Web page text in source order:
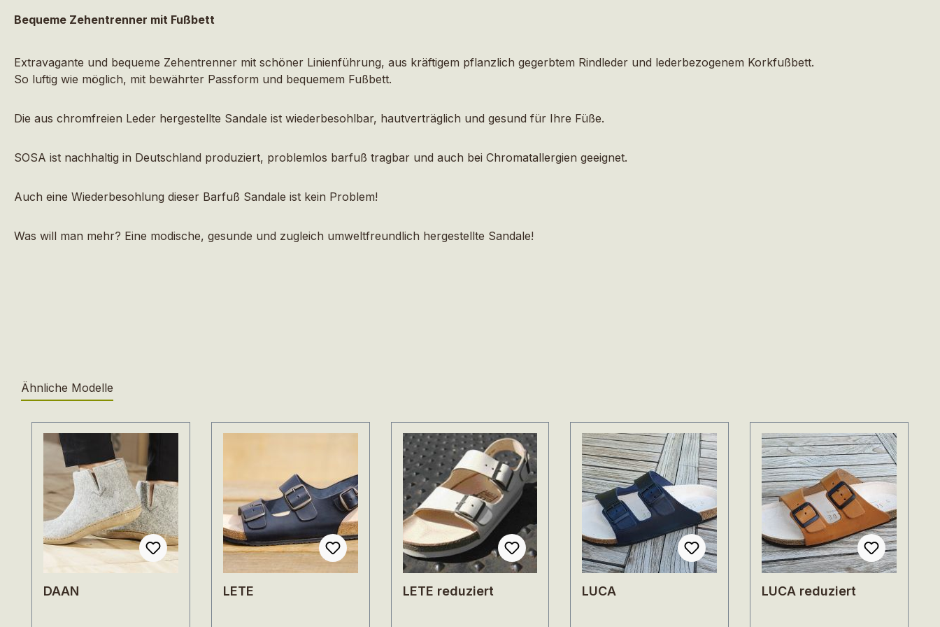
Bequeme Zehentrenner mit Fußbett
Extravagante und bequeme Zehentrenner mit schöner Linienführung, aus kräftigem pflanzlich gegerbtem Rindleder und lederbezogenem Korkfußbett.
So luftig wie möglich, mit bewährter Passform und bequemem Fußbett.
Die aus chromfreien Leder hergestellte Sandale ist wiederbesohlbar, hautverträglich und gesund für Ihre Füße.
SOSA ist nachhaltig in Deutschland produziert, problemlos barfuß tragbar und auch bei Chromatallergien geeignet.
Auch eine Wiederbesohlung dieser Barfuß Sandale ist kein Problem!
Was will man mehr? Eine modische, gesunde und zugleich umweltfreundlich hergestellte Sandale!
Ähnliche Modelle
DAAN LETE LETE reduziert LUCA LUCA reduziert